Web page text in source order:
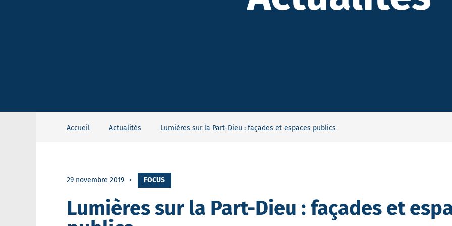
Accueil Actualités Lumières sur la Part-Dieu : façades et espaces publics
29 novembre 2019 FOCUS
Lumières sur la Part-Dieu : façades et